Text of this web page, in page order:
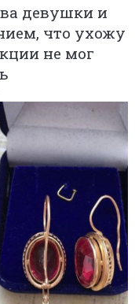
девушки и
что ухожу
не мог